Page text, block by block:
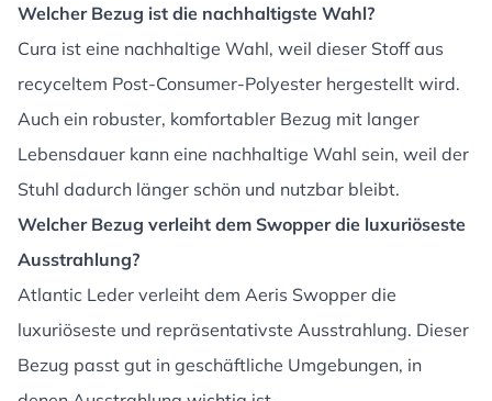
Welcher Bezug ist die nachhaltigste Wahl?
Cura ist eine nachhaltige Wahl, weil dieser Stoff aus
recyceltem Post-Consumer-Polyester hergestellt wird.
Auch ein robuster, komfortabler Bezug mit langer
Lebensdauer kann eine nachhaltige Wahl sein, weil der
Stuhl dadurch länger schön und nutzbar bleibt.
Welcher Bezug verleiht dem Swopper die luxuriöseste
Ausstrahlung?
Atlantic Leder verleiht dem Aeris Swopper die
luxuriöseste und repräsentativste Ausstrahlung. Dieser
Bezug passt gut in geschäftliche Umgebungen, in